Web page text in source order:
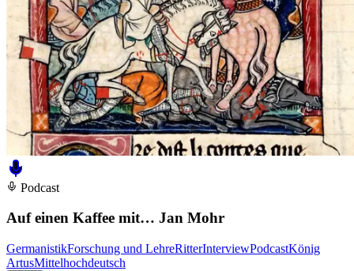
Podcast
Auf einen Kaffee mit… Jan Mohr
GermanistikForschung und LehreRitterInterviewPodcastKönig
ArtusMittelhochdeutsch